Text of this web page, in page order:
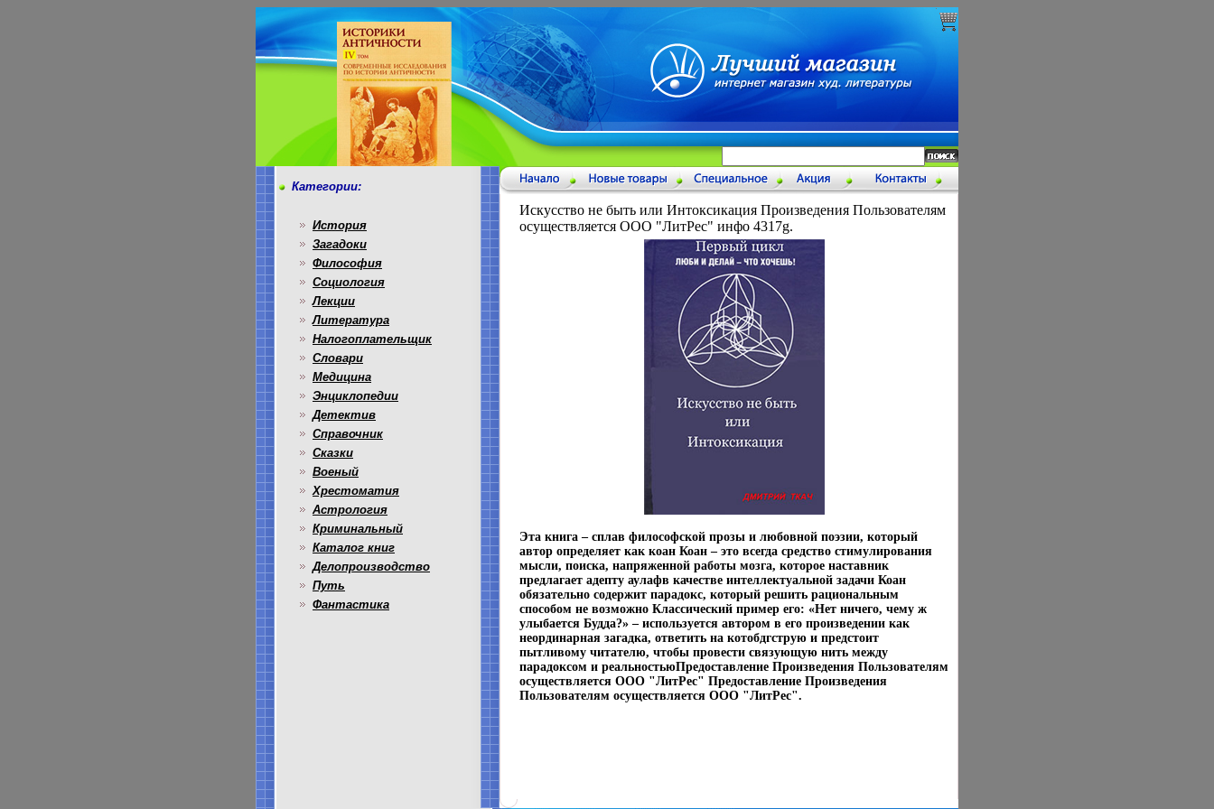
Категории:
История
Загадоки
Философия
Социология
Лекции
Литература
Налогоплательщик
Словари
Медицина
Энциклопедии
Детектив
Справочник
Сказки
Военый
Хрестоматия
Астрология
Криминальный
Каталог книг
Делопроизводство
Путь
Фантастика
Искусство не быть или Интоксикация Произведения Пользователям
осуществляется ООО "ЛитРес" инфо 4317g.
Эта книга – сплав философской прозы и любовной поэзии, который
автор определяет как коан Коан – это всегда средство стимулирования
мысли, поиска, напряженной работы мозга, которое наставник
предлагает адепту аулафв качестве интеллектуальной задачи Коан
обязательно содержит парадокс, который решить рациональным
способом не возможно Классический пример его: «Нет ничего, чему ж
улыбается Будда?» – используется автором в его произведении как
неординарная загадка, ответить на котобдгструю и предстоит
пытливому читателю, чтобы провести связующую нить между
парадоксом и реальностьюПредоставление Произведения Пользователям
осуществляется ООО "ЛитРес" Предоставление Произведения
Пользователям осуществляется ООО "ЛитРес".